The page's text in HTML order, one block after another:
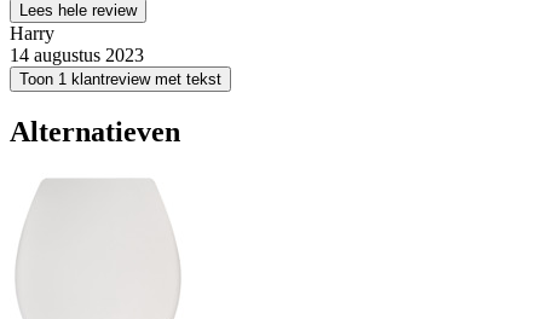
Lees hele review
Harry
14 augustus 2023
Toon 1 klantreview met tekst
Alternatieven